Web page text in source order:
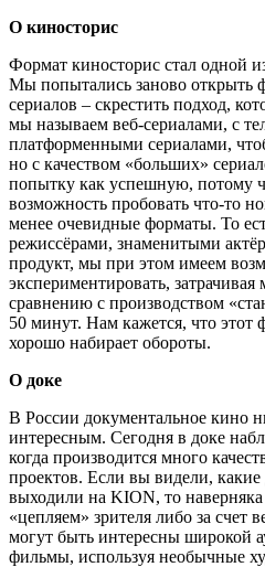
О киносторис
Формат киносторис стал одной
Мы попытались заново открыть
сериалов – скрестить подход,
мы называем веб-сериалами, с
платформенными сериалами,
но с качеством «больших»
попытку как успешную, потому
возможность пробовать что-то
менее очевидные форматы. То
режиссёрами, знаменитыми
продукт, мы при этом имеем
экспериментировать,
сравнению с производством
50 минут. Нам кажется, что этот
хорошо набирает обороты.
О доке
В России документальное кино
интересным. Сегодня в доке
когда производится много
проектов. Если вы видели,
выходили на KION, то
«цепляем» зрителя либо за счет
могут быть интересны широкой
фильмы, используя необычные